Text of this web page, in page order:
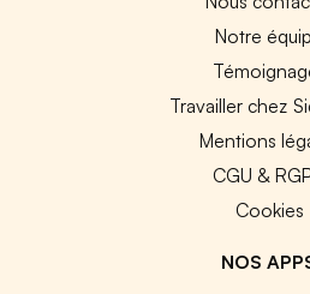
Notre
Travailler chez
Mentions
CGU &
Cookies
NOS